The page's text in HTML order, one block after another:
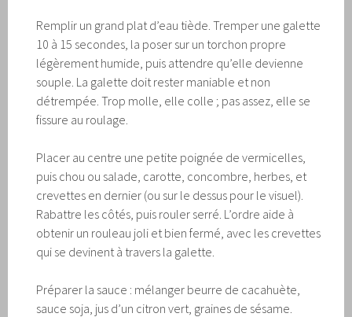
Remplir un grand plat d’eau tiède. Tremper une galette
10 à 15 secondes, la poser sur un torchon propre
légèrement humide, puis attendre qu’elle devienne
souple. La galette doit rester maniable et non
détrempée. Trop molle, elle colle ; pas assez, elle se
fissure au roulage.
Placer au centre une petite poignée de vermicelles,
puis chou ou salade, carotte, concombre, herbes, et
crevettes en dernier (ou sur le dessus pour le visuel).
Rabattre les côtés, puis rouler serré. L’ordre aide à
obtenir un rouleau joli et bien fermé, avec les crevettes
qui se devinent à travers la galette.
Préparer la sauce : mélanger beurre de cacahuète,
sauce soja, jus d’un citron vert, graines de sésame.